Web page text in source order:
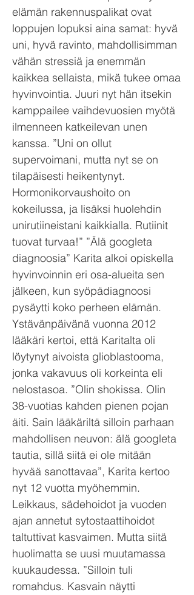
elämän rakennuspalikat ovat
loppujen lopuksi aina samat: hyvä
uni, hyvä ravinto, mahdollisimman
vähän stressiä ja enemmän
kaikkea sellaista, mikä tukee omaa
hyvinvointia. Juuri nyt hän itsekin
kamppailee vaihdevuosien myötä
ilmenneen katkeilevan unen
kanssa. ”Uni on ollut
supervoimani, mutta nyt se on
tilapäisesti heikentynyt.
Hormonikorvaushoito on
kokeilussa, ja lisäksi huolehdin
unirutiineistani kaikkialla. Rutiinit
tuovat turvaa!” ”Älä googleta
diagnoosia” Karita alkoi opiskella
hyvinvoinnin eri osa-alueita sen
jälkeen, kun syöpädiagnoosi
pysäytti koko perheen elämän.
Ystävänpäivänä vuonna 2012
lääkäri kertoi, että Karitalta oli
löytynyt aivoista glioblastooma,
jonka vakavuus oli korkeinta eli
nelostasoa. ”Olin shokissa. Olin
38-vuotias kahden pienen pojan
äiti. Sain lääkäriltä silloin parhaan
mahdollisen neuvon: älä googleta
tautia, sillä siitä ei ole mitään
hyvää sanottavaa”, Karita kertoo
nyt 12 vuotta myöhemmin.
Leikkaus, sädehoidot ja vuoden
ajan annetut sytostaattihoidot
taltuttivat kasvaimen. Mutta siitä
huolimatta se uusi muutamassa
kuukaudessa. ”Silloin tuli
romahdus. Kasvain näytti